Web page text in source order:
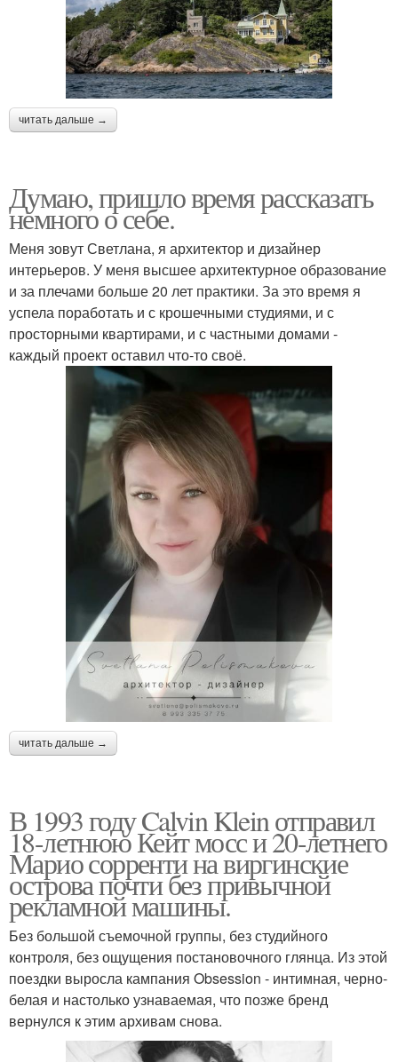
читать дальше →
Думаю, пришло время рассказать
немного о себе.
Меня зовут Светлана, я архитектор и дизайнер
интерьеров. У меня высшее архитектурное образование
и за плечами больше 20 лет практики. За это время я
успела поработать и с крошечными студиями, и с
просторными квартирами, и с частными домами -
каждый проект оставил что-то своё.
читать дальше →
В 1993 году Calvin Klein отправил
18-летнюю Кейт мосс и 20-летнего
Марио сорренти на виргинские
острова почти без привычной
рекламной машины.
Без большой съемочной группы, без студийного
контроля, без ощущения постановочного глянца. Из этой
поездки выросла кампания Obsession - интимная, черно-
белая и настолько узнаваемая, что позже бренд
вернулся к этим архивам снова.